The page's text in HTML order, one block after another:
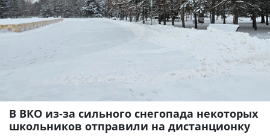
В ВКО из-за сильного снегопада некоторых
школьников отправили на дистанционку